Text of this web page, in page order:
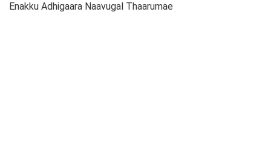
Enakku Adhigaara Naavugal Thaarumae